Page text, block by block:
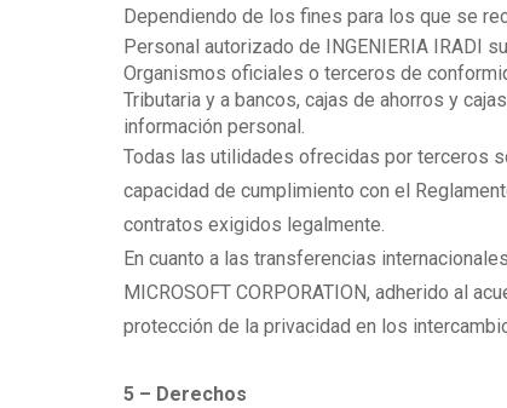
Dependiendo de los fines para los que se
Personal autorizado de INGENIERIA IRADI
Organismos oficiales o terceros de
Tributaria y a bancos, cajas de ahorros y
información personal.
Todas las utilidades ofrecidas por terceros
capacidad de cumplimiento con el
contratos exigidos legalmente.
En cuanto a las transferencias
MICROSOFT CORPORATION, adherido al
protección de la privacidad en los
5 – Derechos